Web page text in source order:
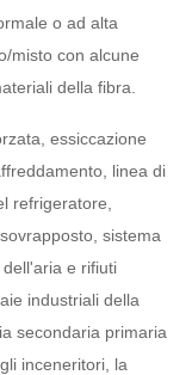
o ad alta
misto con alcune
della fibra.
essiccazione
linea di
refrigeratore,
sistema
e rifiuti
industriali della
secondaria primaria
inceneritori, la